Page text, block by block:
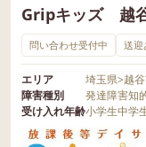
Gripキッズ 越
問い合わせ受付中 送迎
エリア 埼玉県>越
障害種別
発達障害知
受け入れ年齢小学生中学